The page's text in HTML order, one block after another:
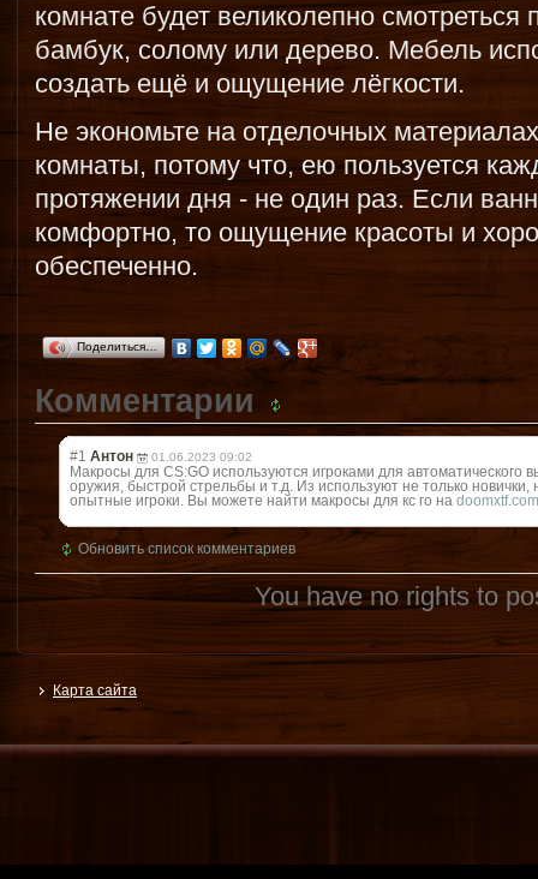
комнате будет великолепно смотреться
бамбук, солому или дерево. Мебель
создать ещё и ощущение лёгкости.
Не экономьте на отделочных
комнаты, потому что, ею пользуется
протяжении дня - не один раз. Если
комфортно, то ощущение красоты и
обеспеченно.
Поделиться…
Комментарии
#1 Антон 01.06.2023 09:02
Макросы для CS:GO используются игроками для автоматического
оружия, быстрой стрельбы и т.д. Из используют не только
опытные игроки. Вы можете найти макросы для кс го на
Обновить список комментариев
You have no rights to
Карта сайта